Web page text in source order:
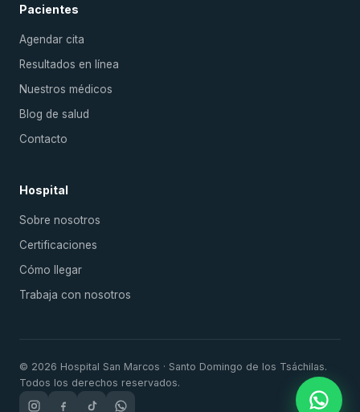
Pacientes
Agendar cita
Resultados en línea
Nuestros médicos
Blog de salud
Contacto
Hospital
Sobre nosotros
Certificaciones
Cómo llegar
Trabaja con nosotros
© 2026 Hospital San Marcos · Santo Domingo de los Tsáchilas.
Todos los derechos reservados.